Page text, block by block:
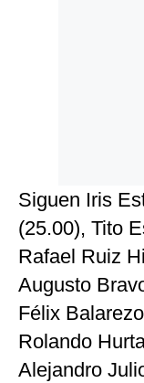
Siguen Iris
(25.00), Tito
Rafael Ruiz
Augusto
Félix
Rolando
Alejandro